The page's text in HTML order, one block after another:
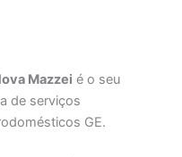
Mazzei é o seu
de serviços
GE.